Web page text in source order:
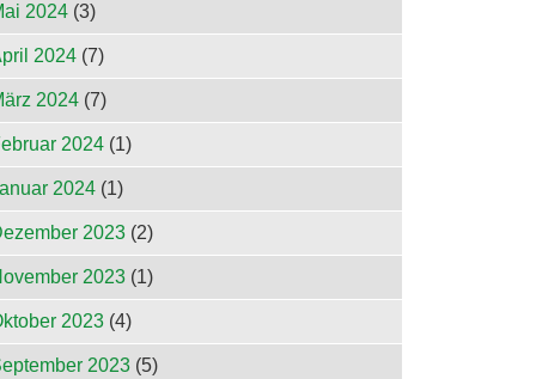
2024 (3)
2024 (7)
2024 (7)
2024 (1)
2024 (1)
2023 (2)
2023 (1)
2023 (4)
2023 (5)